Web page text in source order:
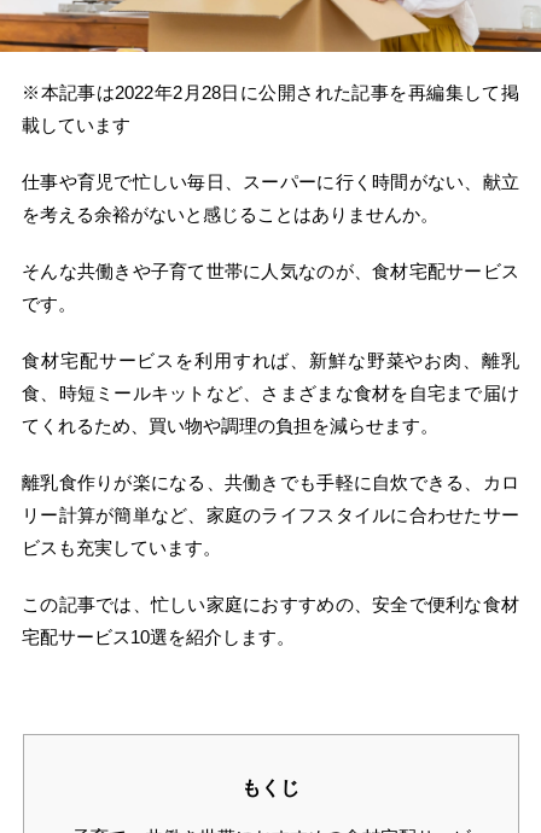
※本記事は2022年2月28日に公開された記事を再編集して掲
載しています
仕事や育児で忙しい毎日、スーパーに行く時間がない、献立
を考える余裕がないと感じることはありませんか。
そんな共働きや子育て世帯に人気なのが、食材宅配サービス
です。
食材宅配サービスを利用すれば、新鮮な野菜やお肉、離乳
食、時短ミールキットなど、さまざまな食材を自宅まで届け
てくれるため、買い物や調理の負担を減らせます。
離乳食作りが楽になる、共働きでも手軽に自炊できる、カロ
リー計算が簡単など、家庭のライフスタイルに合わせたサー
ビスも充実しています。
この記事では、忙しい家庭におすすめの、安全で便利な食材
宅配サービス10選を紹介します。
もくじ